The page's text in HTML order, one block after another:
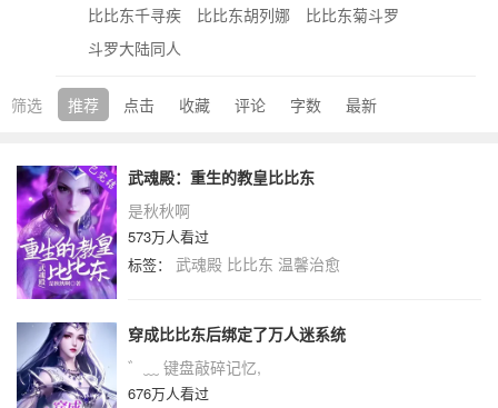
比比东千寻疾
比比东胡列娜
比比东菊斗罗
斗罗大陆同人
筛选 推荐 点击 收藏 评论 字数 最新
武魂殿：重生的教皇比比东
是秋秋啊
573万人看过
标签： 武魂殿 比比东 温馨治愈
穿成比比东后绑定了万人迷系统
゛﹏ 键盘敲碎记忆,
676万人看过